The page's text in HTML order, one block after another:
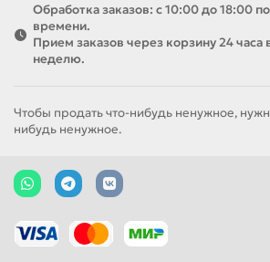
Обработка заказов: с 10:00 до 18:00
времени.
Прием заказов через корзину 24 часа
неделю.
Чтобы продать что-нибудь ненужное,
нибудь ненужное.